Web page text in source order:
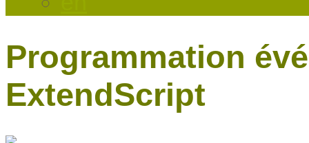
Programmation
ExtendScript